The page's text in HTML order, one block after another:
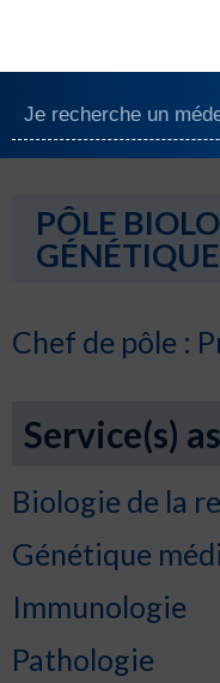
PÔLE
GÉNÉTIQUE
Chef de pôle :
Service(s)
Biologie de la
Génétique
Immunologie
Pathologie